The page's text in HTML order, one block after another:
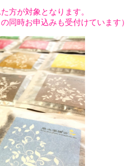
方が対象となります。
同時お申込みも受付けています）